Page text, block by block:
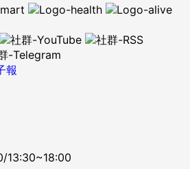
報
13:30~18:00